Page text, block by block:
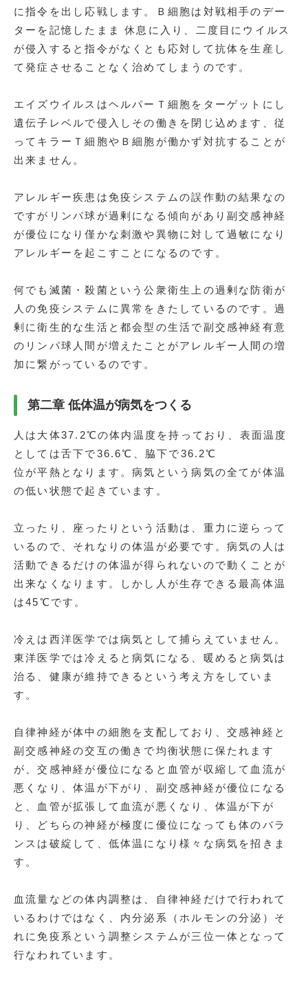
に指令を出し応戦します。Ｂ細胞は対戦相手のデー
ターを記憶したまま 休息に入り、二度目にウイルス
が侵入すると指令がなくとも応対して抗体を生産し
て発症させることなく治めてしまうのです。
エイズウイルスはヘルパーＴ細胞をターゲットにし
遺伝子レベルで侵入しその働きを閉じ込めます、従
ってキラーＴ細胞やＢ細胞が働かず対抗することが
出来ません。
アレルギー疾患は免疫システムの誤作動の結果なの
ですがリンパ球が過剰になる傾向があり副交感神経
が優位になり僅かな刺激や異物に対して過敏になり
アレルギーを起こすことになるのです。
何でも滅菌・殺菌という公衆衛生上の過剰な防衛が
人の免疫システムに異常をきたしているのです。過
剰に衛生的な生活と都会型の生活で副交感神経有意
のリンパ球人間が増えたことがアレルギー人間の増
加に繋がっているのです。
第二章 低体温が病気をつくる
人は大体37.2℃の体内温度を持っており、表面温度
としては舌下で36.6℃、脇下で36.2℃
位が平熱となります。病気という病気の全てが体温
の低い状態で起きています。
立ったり、座ったりという活動は、重力に逆らって
いるので、それなりの体温が必要です。病気の人は
活動できるだけの体温が得られないので動くことが
出来なくなります。しかし人が生存できる最高体温
は45℃です。
冷えは西洋医学では病気として捕らえていません。
東洋医学では冷えると病気になる、暖めると病気は
治る、健康が維持できるという考え方をしていま
す。
自律神経が体中の細胞を支配しており、交感神経と
副交感神経の交互の働きで均衡状態に保たれます
が、交感神経が優位になると血管が収縮して血流が
悪くなり、体温が下がり、副交感神経が優位になる
と、血管が拡張して血流が悪くなり、体温が下が
り、どちらの神経が極度に優位になっても体のバラ
ンスは破綻して、低体温になり様々な病気を招きま
す。
血流量などの体内調整は、自律神経だけで行われて
いるわけではなく、内分泌系（ホルモンの分泌）そ
れに免疫系という調整システムが三位一体となって
行なわれています。